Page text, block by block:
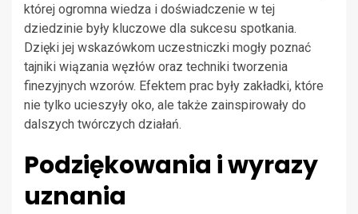
której ogromna wiedza i doświadczenie w tej
dziedzinie były kluczowe dla sukcesu spotkania.
Dzięki jej wskazówkom uczestniczki mogły poznać
tajniki wiązania węzłów oraz techniki tworzenia
finezyjnych wzorów. Efektem prac były zakładki, które
nie tylko ucieszyły oko, ale także zainspirowały do
dalszych twórczych działań.
Podziękowania i wyrazy
uznania